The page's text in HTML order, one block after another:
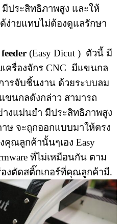
ประสิทธิภาพสูง และให้
ง่ายแทบไม่ต้องดูแลรักษา
(Easy Dicut ) ตัวนี้ มี
ครื่องจักร CNC มีแขนกล
รจับชิ้นงาน ด้วยระบบลม
นกลดังกล่าว สามารถ
งแม่นยำ มีประสิทธิภาพสูง
ษ จะถูกออกแบบมาให้ตรง
คุณลูกค้านั้นๆเอง Easy
ที่ไม่เหมือนกัน ตาม
งตัดสติ๊กเกอร์ที่คุณลูกค้ามี.